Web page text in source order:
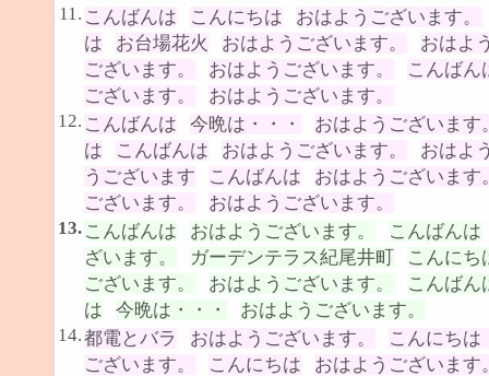
11. こんばんは こんにちは
おはようございます。
は
お台場花火 おはようございます。
おはよ
ございます。
おはようございます。
こんばん
ございます。
おはようございます。
12. こんばんは 今晩は・・・
おはようございます
は
こんばんは おはようございます。
おはよ
うございます
こんばんは
おはようございます
ございます。
おはようございます。
13. こんばんは おはようございます。
こんばんは
ざいます。
ガーデンテラス紀尾井町
こんにち
ございます。
おはようございます。
こんばん
は
今晩は・・・
おはようございます。
14.都電とバラ おはようございます。
こんにちは
ございます。
こんにちは
おはようございます